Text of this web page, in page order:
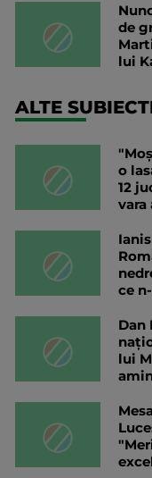
de
lui
ALTE
o
12
vara
ce
Dan
lui